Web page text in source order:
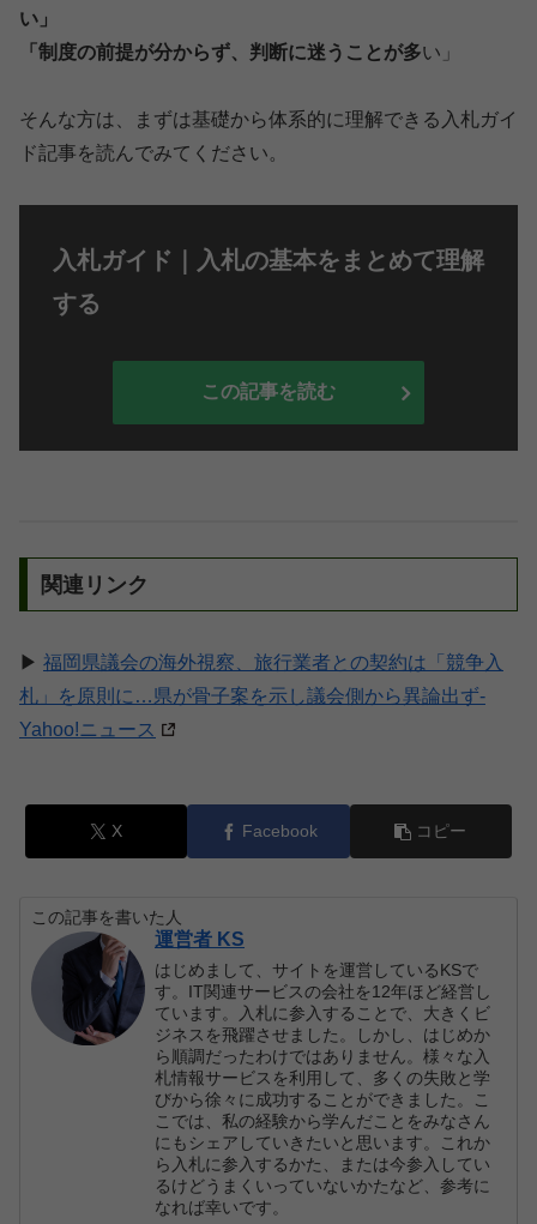
い」
「制度の前提が分からず、判断に迷うことが多い」
そんな方は、まずは基礎から体系的に理解できる入札ガイ
ド記事を読んでみてください。
入札ガイド｜入札の基本をまとめて理解
する
この記事を読む
関連リンク
▶ 福岡県議会の海外視察、旅行業者との契約は「競争入
札」を原則に…県が骨子案を示し議会側から異論出ず-
Yahoo!ニュース
X Facebook コピー
この記事を書いた人
運営者 KS
はじめまして、サイトを運営しているKSで
す。IT関連サービスの会社を12年ほど経営し
ています。入札に参入することで、大きくビ
ジネスを飛躍させました。しかし、はじめか
ら順調だったわけではありません。様々な入
札情報サービスを利用して、多くの失敗と学
びから徐々に成功することができました。こ
こでは、私の経験から学んだことをみなさん
にもシェアしていきたいと思います。これか
ら入札に参入するかた、または今参入してい
るけどうまくいっていないかたなど、参考に
なれば幸いです。